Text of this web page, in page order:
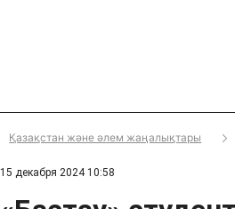
Қазақстан және әлем жаңалықтары
15 декабря 2024 10:58